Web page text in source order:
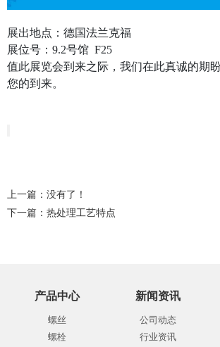
展出地点：德国法兰克福
展位号：9.2号馆 F25
值此展览会到来之际，我们在此真诚的期
您的到来。
上一篇：没有了！
下一篇： 热处理工艺特点
产品中心
螺丝
螺栓
新闻资讯
公司动态
行业资讯